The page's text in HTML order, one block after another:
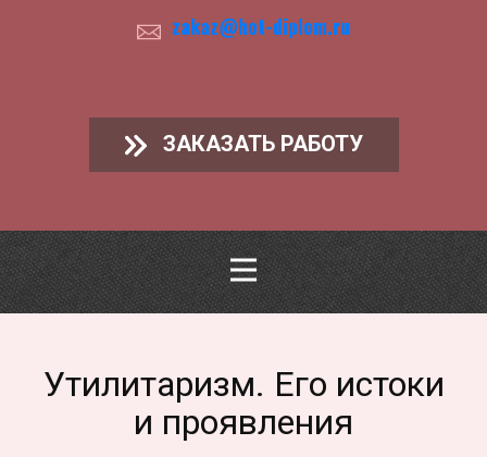
zakaz@hot-diplom.ru
ЗАКАЗАТЬ РАБОТУ
Утилитаризм. Его истоки
и проявления